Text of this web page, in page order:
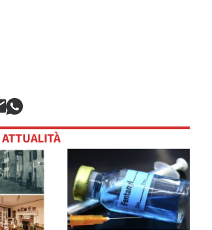
ATTUALITÀ